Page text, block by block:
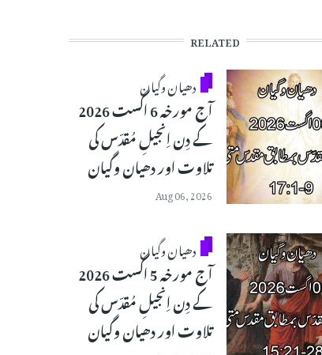
RELATED
دھیان وگیان
آج مورخہ 6 اگست 2026
کے دِن اِنجیلِ مُقدّس کی
تلاوت اور دھیان وگیان
Aug 06, 2026
دھیان وگیان
آج مورخہ 5 اگست 2026
کے دِن اِنجیلِ مُقدّس کی
تلاوت اور دھیان وگیان